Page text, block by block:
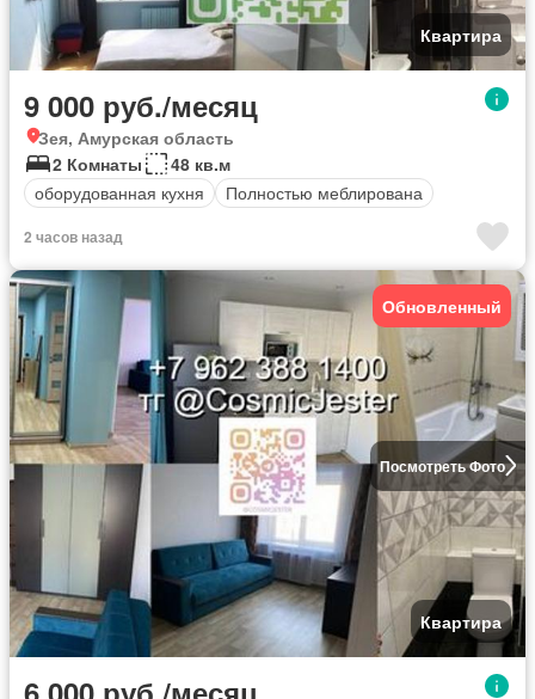
Квартира
9 000 руб./месяц
Зея, Амурская область
2 Комнаты
48 кв.м
оборудованная кухня
Полностью меблирована
2 часов назад
Посмотреть Фото
Обновленный
Квартира